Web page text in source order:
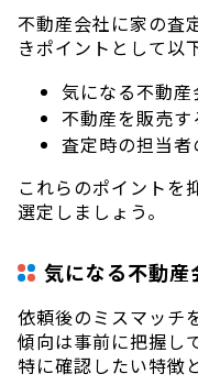
不動産会社に家の査
きポイントとして以
気になる不動
不動産を販売
査定時の担当者
これらのポイントを
選定しましょう。
気になる不動産
依頼後のミスマッチ
傾向は事前に把握し
特に確認したい特徴